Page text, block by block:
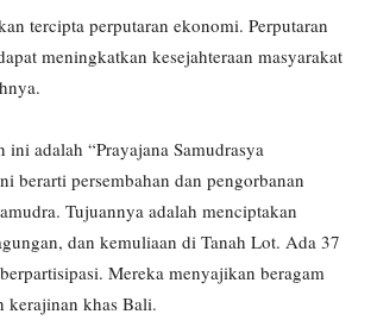
tercipta perputaran ekonomi. Perputaran
meningkatkan kesejahteraan masyarakat
ini adalah “Prayajana Samudrasya
berarti persembahan dan pengorbanan
Tujuannya adalah menciptakan
dan kemuliaan di Tanah Lot. Ada 37
Mereka menyajikan beragam
kerajinan khas Bali.